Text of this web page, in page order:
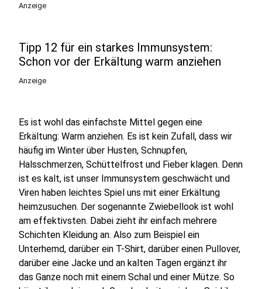
Anzeige
Tipp 12 für ein starkes Immunsystem:
Schon vor der Erkältung warm anziehen
Anzeige
Es ist wohl das einfachste Mittel gegen eine
Erkältung: Warm anziehen. Es ist kein Zufall, dass wir
häufig im Winter über Husten, Schnupfen,
Halsschmerzen, Schüttelfrost und Fieber klagen. Denn
ist es kalt, ist unser Immunsystem geschwächt und
Viren haben leichtes Spiel uns mit einer Erkältung
heimzusuchen. Der sogenannte Zwiebellook ist wohl
am effektivsten. Dabei zieht ihr einfach mehrere
Schichten Kleidung an. Also zum Beispiel ein
Unterhemd, darüber ein T-Shirt, darüber einen Pullover,
darüber eine Jacke und an kalten Tagen ergänzt ihr
das Ganze noch mit einem Schal und einer Mütze. So